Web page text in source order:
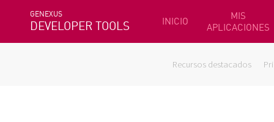
GENEXUS
DEVELOPER TOOLS INICIO
MIS
APLICACIONES
Recursos destacados